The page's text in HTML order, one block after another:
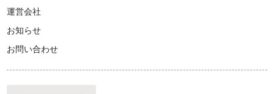
運営会社
お知らせ
お問い合わせ